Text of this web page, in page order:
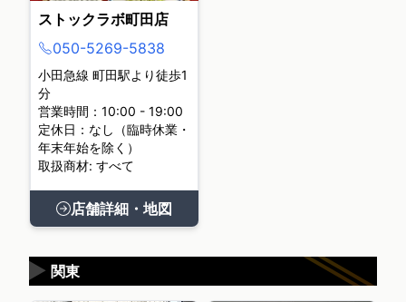
ストックラボ町田店
050-5269-5838
小田急線 町田駅より徒歩1
分
営業時間：10:00 - 19:00
定休日：なし（臨時休業・
年末年始を除く）
取扱商材: すべて
店舗詳細・地図
関東
▶